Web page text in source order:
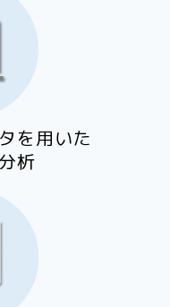
を用いた
析